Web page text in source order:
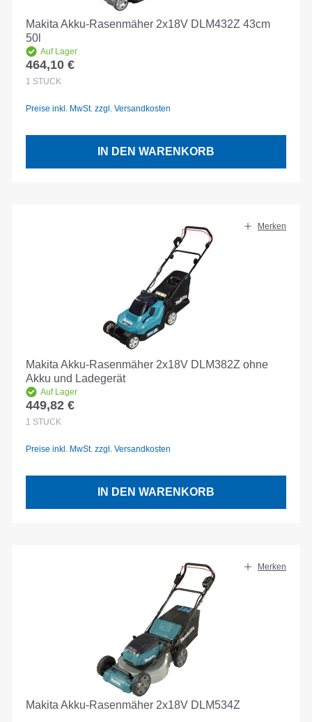
Makita Akku-Rasenmäher 2x18V DLM432Z 43cm
50l
Auf Lager
Regulärer Preis:
464,10 €
1 STÜCK
Preise inkl. MwSt. zzgl. Versandkosten
IN DEN WARENKORB
Merken
Makita Akku-Rasenmäher 2x18V DLM382Z ohne
Akku und Ladegerät
Auf Lager
Regulärer Preis:
449,82 €
1 STÜCK
Preise inkl. MwSt. zzgl. Versandkosten
IN DEN WARENKORB
Merken
Makita Akku-Rasenmäher 2x18V DLM534Z